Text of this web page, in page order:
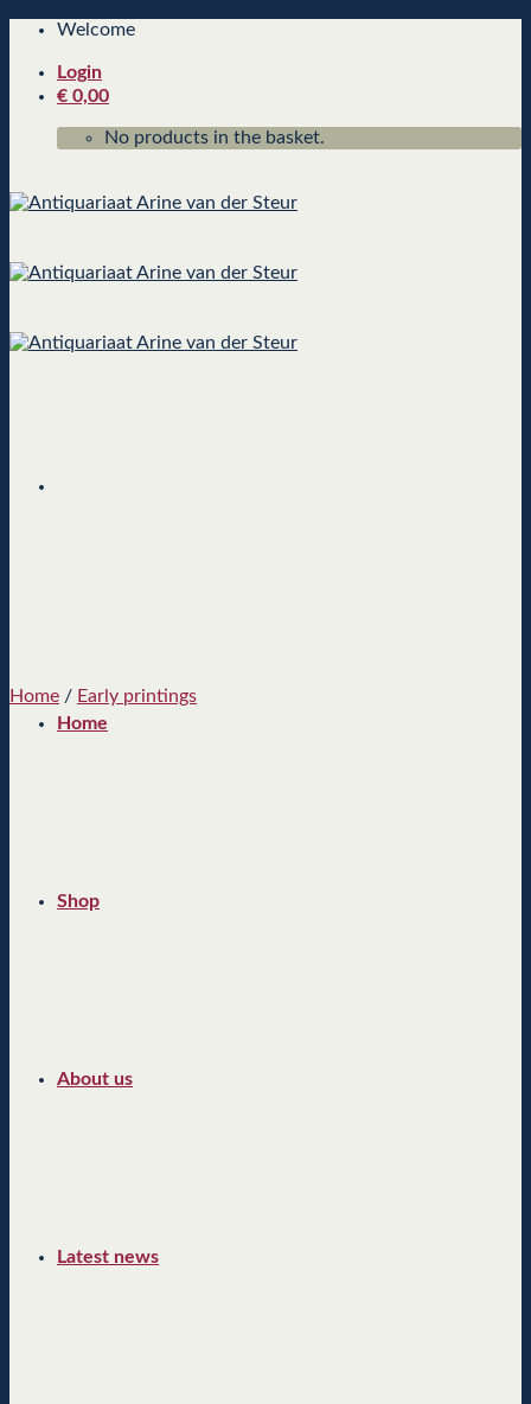
Skip
content
Welcome
Login
€ 0,00
No products in the basket.
Home
Shop
About us
Latest news
Home / Early printings